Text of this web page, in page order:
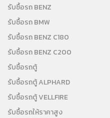
รับซื้อรถ BENZ
รับซื้อรถ BMW
รับซื้อรถ BENZ C180
รับซื้อรถ BENZ C200
รับซื้อรถตู้
รับซื้อรถตู้ ALPHARD
รับซื้อรถตู้ VELLFIRE
รับซื้อรถให้ราคาสูง